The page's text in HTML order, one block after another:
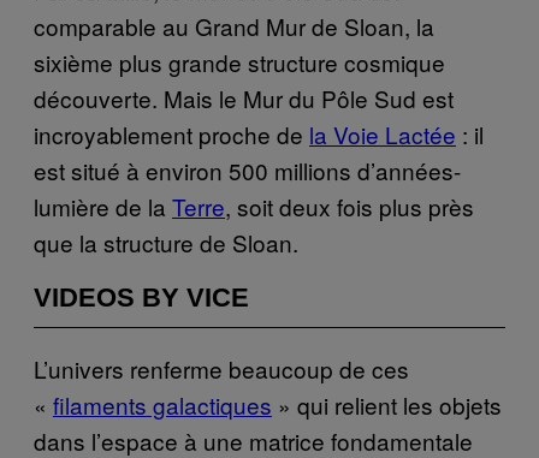
comparable au Grand Mur de Sloan, la
sixième plus grande structure cosmique
découverte. Mais le Mur du Pôle Sud est
incroyablement proche de la Voie Lactée : il
est situé à environ 500 millions d’années-
lumière de la Terre, soit deux fois plus près
que la structure de Sloan.
VIDEOS BY VICE
L’univers renferme beaucoup de ces
« filaments galactiques » qui relient les objets
dans l’espace à une matrice fondamentale